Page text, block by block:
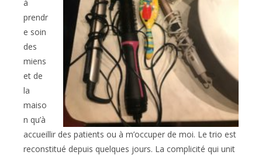
à
prendr
e soin
des
miens
et de
la
maiso
n qu’à
accueillir des patients ou à m’occuper de moi. Le trio est
reconstitué depuis quelques jours. La complicité qui unit